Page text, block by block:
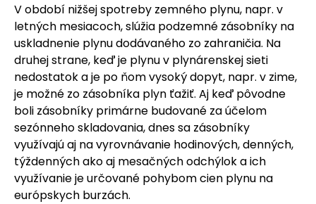
V období nižšej spotreby zemného plynu, napr. v
letných mesiacoch, slúžia podzemné zásobníky na
uskladnenie plynu dodávaného zo zahraničia. Na
druhej strane, keď je plynu v plynárenskej sieti
nedostatok a je po ňom vysoký dopyt, napr. v zime,
je možné zo zásobníka plyn ťažiť. Aj keď pôvodne
boli zásobníky primárne budované za účelom
sezónneho skladovania, dnes sa zásobníky
využívajú aj na vyrovnávanie hodinových, denných,
týždenných ako aj mesačných odchýlok a ich
využívanie je určované pohybom cien plynu na
európskych burzách.